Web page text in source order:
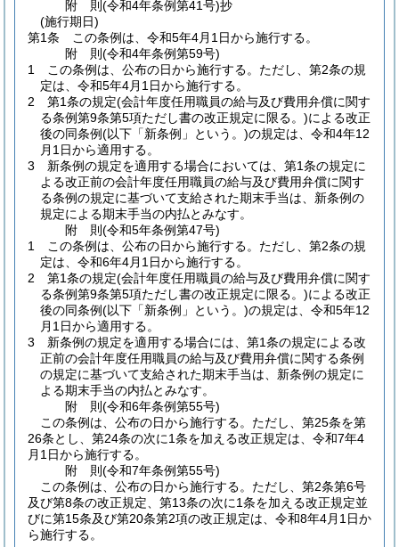
附 則(令和4年条例第41号)抄
(施行期日)
第1条
この条例は、令和5年4月1日から施行する。
附 則(令和4年条例第59号)
1
この条例は、公布の日から施行する。 ただし、第2条の規
定は、令和5年4月1日から施行する。
2
第1条の規定(会計年度任用職員の給与及び費用弁償に関す
る条例第9条第5項ただし書の改正規定に限る。)による改正
後の同条例(以下「新条例」という。)の規定は、令和4年12
月1日から適用する。
3
新条例の規定を適用する場合においては、第1条の規定に
よる改正前の会計年度任用職員の給与及び費用弁償に関す
る条例の規定に基づいて支給された期末手当は、新条例の
規定による期末手当の内払とみなす。
附 則(令和5年条例第47号)
1
この条例は、公布の日から施行する。 ただし、第2条の規
定は、令和6年4月1日から施行する。
2
第1条の規定(会計年度任用職員の給与及び費用弁償に関す
る条例第9条第5項ただし書の改正規定に限る。)による改正
後の同条例(以下「新条例」という。)の規定は、令和5年12
月1日から適用する。
3
新条例の規定を適用する場合には、第1条の規定による改
正前の会計年度任用職員の給与及び費用弁償に関する条例
の規定に基づいて支給された期末手当は、新条例の規定に
よる期末手当の内払とみなす。
附 則(令和6年条例第55号)
この条例は、公布の日から施行する。 ただし、第25条を第
26条とし、第24条の次に1条を加える改正規定は、令和7年4
月1日から施行する。
附 則(令和7年条例第55号)
この条例は、公布の日から施行する。 ただし、第2条第6号
及び第8条の改正規定、第13条の次に1条を加える改正規定並
びに第15条及び第20条第2項の改正規定は、令和8年4月1日か
ら施行する。